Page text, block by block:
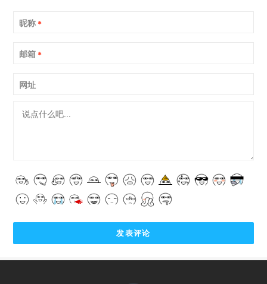
昵称 *
邮箱 *
网址